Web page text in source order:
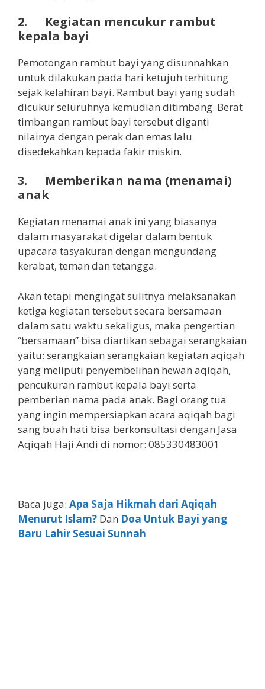
2. Kegiatan mencukur rambut
kepala bayi
Pemotongan rambut bayi yang disunnahkan
untuk dilakukan pada hari ketujuh terhitung
sejak kelahiran bayi. Rambut bayi yang sudah
dicukur seluruhnya kemudian ditimbang. Berat
timbangan rambut bayi tersebut diganti
nilainya dengan perak dan emas lalu
disedekahkan kepada fakir miskin.
3. Memberikan nama (menamai)
anak
Kegiatan menamai anak ini yang biasanya
dalam masyarakat digelar dalam bentuk
upacara tasyakuran dengan mengundang
kerabat, teman dan tetangga.
Akan tetapi mengingat sulitnya melaksanakan
ketiga kegiatan tersebut secara bersamaan
dalam satu waktu sekaligus, maka pengertian
“bersamaan” bisa diartikan sebagai serangkaian
yaitu: serangkaian serangkaian kegiatan aqiqah
yang meliputi penyembelihan hewan aqiqah,
pencukuran rambut kepala bayi serta
pemberian nama pada anak. Bagi orang tua
yang ingin mempersiapkan acara aqiqah bagi
sang buah hati bisa berkonsultasi dengan Jasa
Aqiqah Haji Andi di nomor: 085330483001
Baca juga: Apa Saja Hikmah dari Aqiqah
Menurut Islam? Dan Doa Untuk Bayi yang
Baru Lahir Sesuai Sunnah